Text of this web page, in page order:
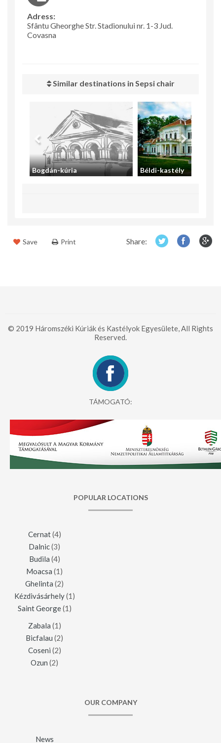
Adress:
Sfântu Gheorghe Str. Stadionului nr. 1-3 Jud.
Covasna
Similar destinations in Sepsi chair
Bogdán-kúria Béldi-kastély
Save Print Share:
© 2019 Háromszéki Kúriák és Kastélyok Egyesülete, All Rights
Reserved.
TÁMOGATÓ:
POPULAR LOCATIONS
Cernat(4)
Dalnic(3)
Budila (4)
Moacsa (1)
Ghelinta (2)
Kézdivásárhely(1)
Saint George(1)
Zabala (1)
Bicfalau (2)
Coseni (2)
Ozun (2)
OUR COMPANY
News